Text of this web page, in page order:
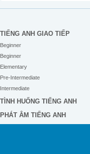
TIẾNG ANH GIAO TIẾP
Beginner
Beginner
Elementary
Pre-Intermediate
Intermediate
TÌNH HUỐNG TIẾNG ANH
PHÁT ÂM TIẾNG ANH